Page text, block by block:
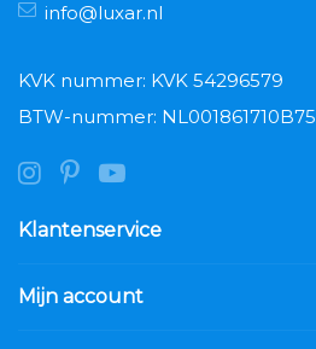
info@luxar.nl
KVK nummer: KVK 54296579
BTW-nummer: NL001861710B75
Klantenservice
Mijn account